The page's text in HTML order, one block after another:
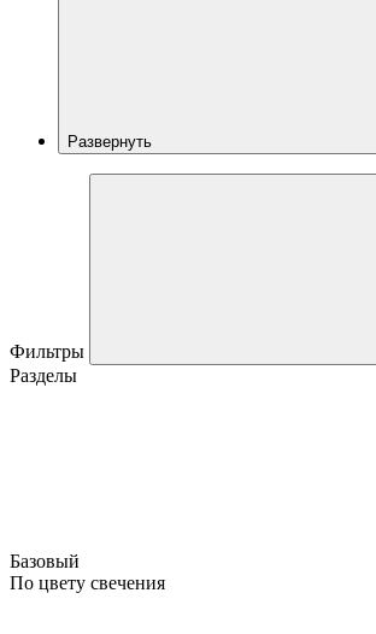
Развернуть
Фильтры
Разделы
Базовый
По цвету свечения